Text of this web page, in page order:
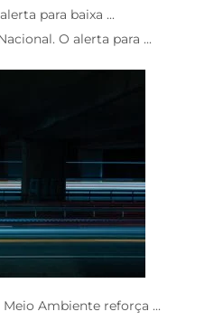
para baixa ...
O alerta para ...
Ambiente reforça ...